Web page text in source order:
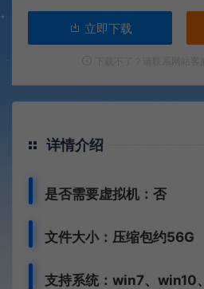
立即下载
详情介绍
是否需要虚拟机：否
文件大小：压缩包约56G
支持系统：win7、win10